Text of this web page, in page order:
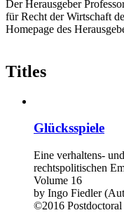
Der Herausgeber
für Recht der Wirtschaft
Homepage des
Titles
Glücksspiele
Eine verhaltens-
rechtspolitischen
Volume 16
by Ingo Fiedler
©2016